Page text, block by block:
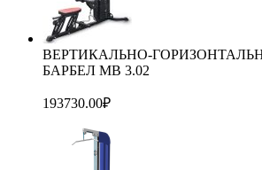
ВЕРТИКАЛЬНО-
БАРБЕЛ МВ 3.02
193730.00₽